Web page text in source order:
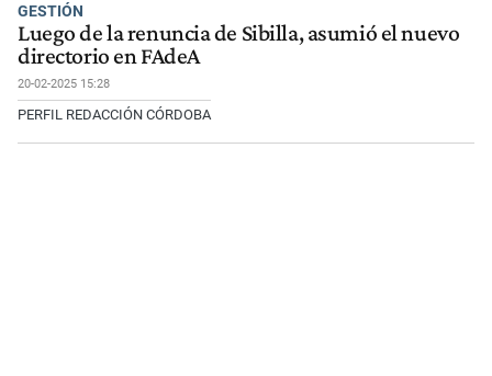
GESTIÓN
Luego de la renuncia de Sibilla, asumió el nuevo
directorio en FAdeA
20-02-2025 15:28
PERFIL REDACCIÓN CÓRDOBA